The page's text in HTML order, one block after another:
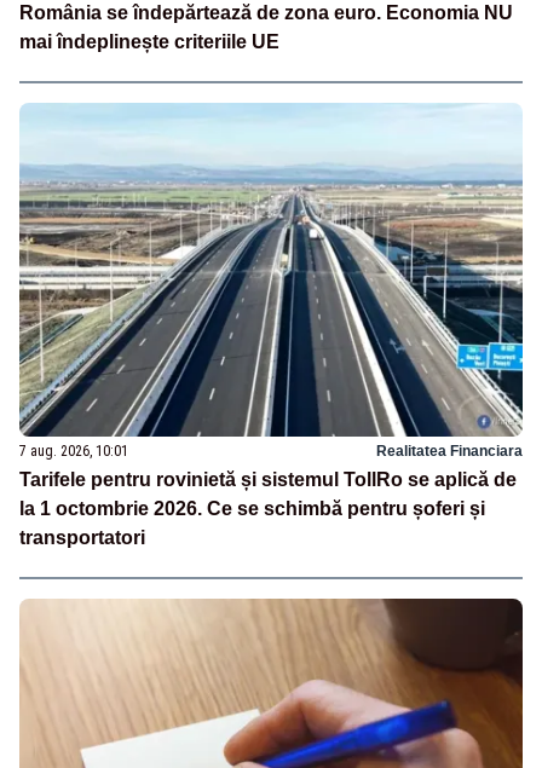
România se îndepărtează de zona euro. Economia NU
mai îndeplinește criteriile UE
7 aug. 2026, 10:01 Realitatea Financiara
Tarifele pentru rovinietă și sistemul TollRo se aplică de
la 1 octombrie 2026. Ce se schimbă pentru șoferi și
transportatori